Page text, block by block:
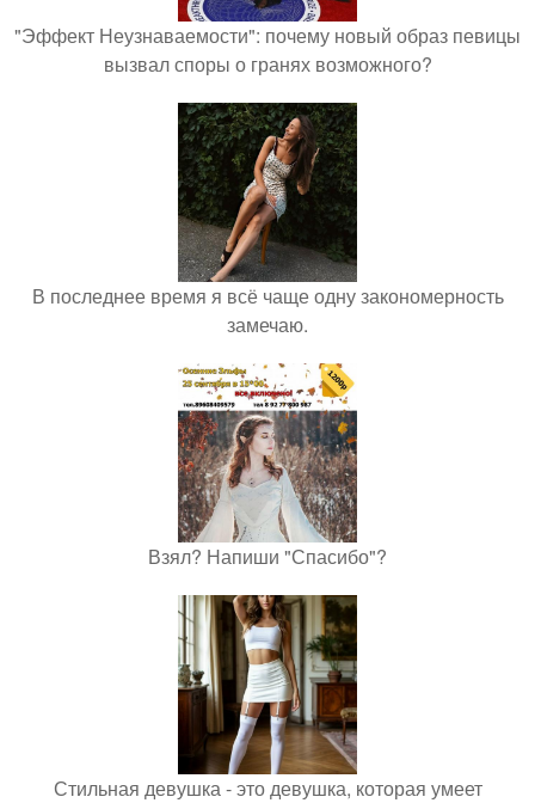
"Эффект Неузнаваемости": почему новый образ певицы
вызвал споры о гранях возможного?
В последнее время я всё чаще одну закономерность
замечаю.
Взял? Напиши "Спасибо"?
Стильная девушка - это девушка, которая умеет